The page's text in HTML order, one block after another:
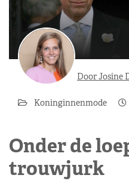
Door Josine
Koninginnenmode
Onder de
trouwjurk